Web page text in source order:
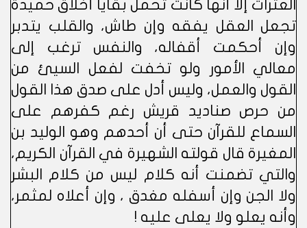
العثرات إلا أنها كانت تحمل بقايا أخلاق حميدة
تجعل العقل يفقه وإن طاش، والقلب يتدبر
وإن أحكمت أقفاله، والنفس ترغب إلى
معالي الأمور ولو تخفت لفعل السيئ من
القول والعمل، وليس أدل على صدق هذا القول
من حرص صناديد قريش رغم كفرهم على
السماع للقرآن حتى أن أحدهم وهو الوليد بن
المغيرة قال قولته الشهيرة في القرآن الكريم،
والتي تضمنت أنه كلام ليس من كلام البشر
ولا الجن وإن أسفله مغدق ، وإن أعلاه لمثمر،
وأنه يعلو ولا يعلى عليه !